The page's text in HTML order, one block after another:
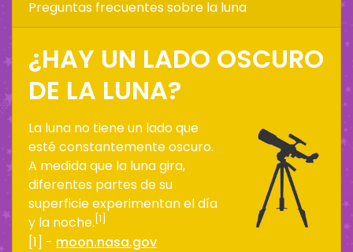
Preguntas frecuentes sobre la luna
¿HAY UN LADO OSCURO
DE LA LUNA?
La luna no tiene un lado que
esté constantemente oscuro.
A medida que la luna gira,
diferentes partes de su
superficie experimentan el día
y la noche. [1]
[1] - moon.nasa.gov